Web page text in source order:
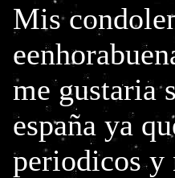
Mis
me gustaria
españa ya
periodicos y